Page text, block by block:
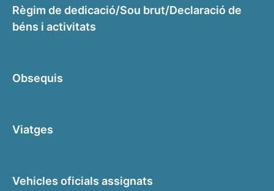
Règim de dedicació/Sou brut/Declaració de
béns i activitats
Obsequis
Viatges
Vehicles oficials assignats